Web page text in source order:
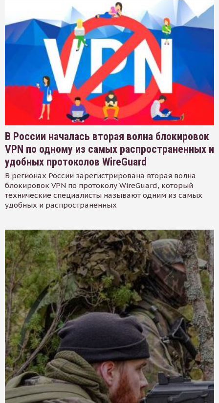
В России началась вторая волна блокировок
VPN по одному из самых распространенных и
удобных протоколов WireGuard
В регионах России зарегистрирована вторая волна
блокировок VPN по протоколу WireGuard, который
технические специалисты называют одним из самых
удобных и распространенных